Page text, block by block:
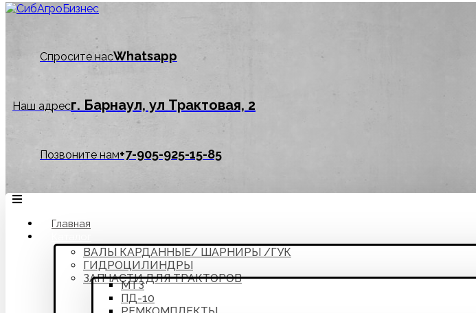
Спросите насWhatsapp
Наш адресг. Барнаул, ул Трактовая, 2
Позвоните нам‪+7-905-925-15-85
Главная
ВАЛЫ КАРДАННЫЕ/ ШАРНИРЫ /ГУК
ГИДРОЦИЛИНДРЫ
ЗАПЧАСТИ ДЛЯ ТРАКТОРОВ
МТЗ
ПД-10